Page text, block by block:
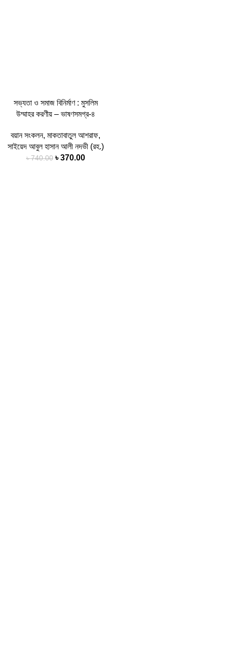
সভ্যতা ও সমাজ বিনির্মাণ : মুসলিম
উম্মাহর করণীয় – ভাষণসমগ্র-৪
বয়ান সংকলন, মাকতাবাতুল আশরাফ,
সাইয়েদ আবুল হাসান আলী নদভী (রহ.)
৳740.00 Original
৳370.00Current